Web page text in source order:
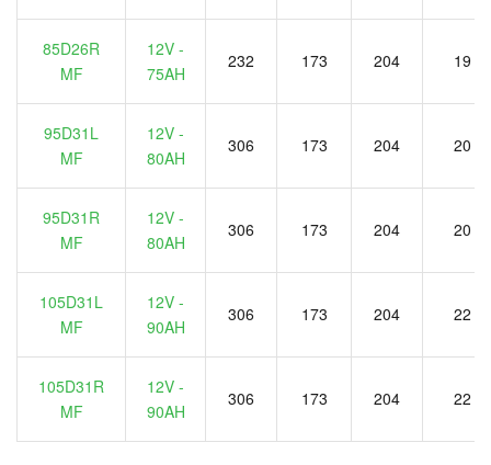
85D26R
MF
12V -
75AH
232 173 204 19
95D31L
MF
12V -
80AH
306 173 204 20
95D31R
MF
12V -
80AH
306 173 204 20
105D31L
MF
12V -
90AH
306 173 204 22
105D31R
MF
12V -
90AH
306 173 204 22